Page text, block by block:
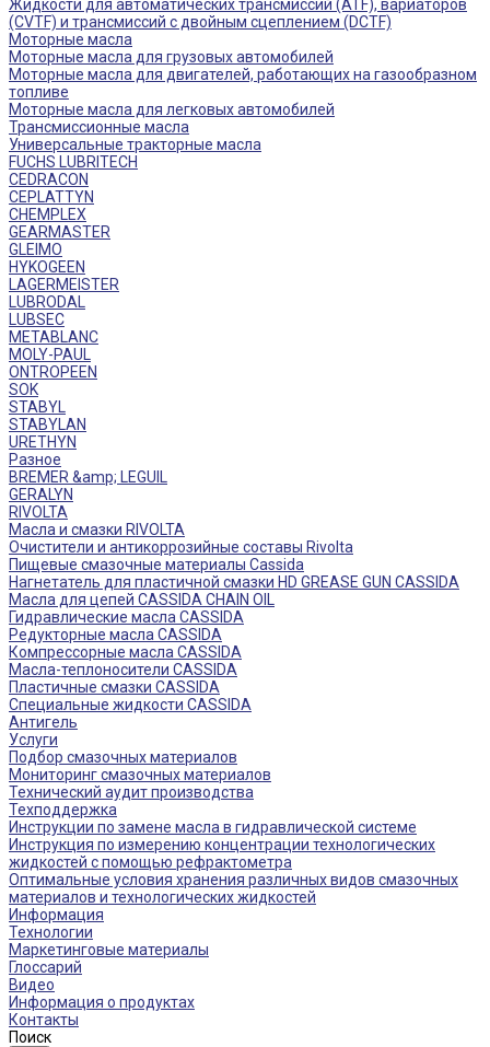
Жидкости для автоматических трансмиссий (ATF), вариаторов
(CVTF) и трансмиссий с двойным сцеплением (DCTF)
Моторные масла
Моторные масла для грузовых автомобилей
Моторные масла для двигателей, работающих на газообразном
топливе
Моторные масла для легковых автомобилей
Трансмиссионные масла
Универсальные тракторные масла
FUCHS LUBRITECH
CEDRACON
CEPLATTYN
CHEMPLEX
GEARMASTER
GLEIMO
HYKOGEEN
LAGERMEISTER
LUBRODAL
LUBSEC
METABLANC
MOLY-PAUL
ONTROPEEN
SOK
STABYL
STABYLAN
URETHYN
Разное
BREMER &amp; LEGUIL
GERALYN
RIVOLTA
Масла и смазки RIVOLTA
Очистители и антикоррозийные составы Rivolta
Пищевые смазочные материалы Cassida
Нагнетатель для пластичной смазки HD GREASE GUN CASSIDA
Масла для цепей CASSIDA CHAIN OIL
Гидравлические масла CASSIDA
Редукторные масла CASSIDA
Компрессорные масла CASSIDA
Масла-теплоносители CASSIDA
Пластичные смазки CASSIDA
Специальные жидкости CASSIDA
Антигель
Услуги
Подбор смазочных материалов
Мониторинг смазочных материалов
Технический аудит производства
Техподдержка
Инструкции по замене масла в гидравлической системе
Инструкция по измерению концентрации технологических
жидкостей с помощью рефрактометра
Оптимальные условия хранения различных видов смазочных
материалов и технологических жидкостей
Информация
Технологии
Маркетинговые материалы
Глоссарий
Видео
Информация о продуктах
Контакты
Поиск